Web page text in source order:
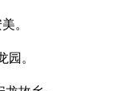
。
园。